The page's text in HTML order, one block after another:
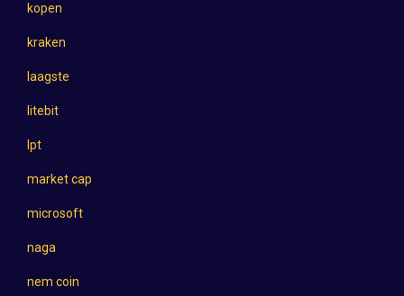
kopen
kraken
laagste
litebit
lpt
market cap
microsoft
naga
nem coin